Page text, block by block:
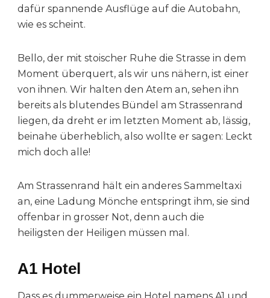
dafür spannende Ausflüge auf die Autobahn,
wie es scheint.
Bello, der mit stoischer Ruhe die Strasse in dem
Moment überquert, als wir uns nähern, ist einer
von ihnen. Wir halten den Atem an, sehen ihn
bereits als blutendes Bündel am Strassenrand
liegen, da dreht er im letzten Moment ab, lässig,
beinahe überheblich, also wollte er sagen: Leckt
mich doch alle!
Am Strassenrand hält ein anderes Sammeltaxi
an, eine Ladung Mönche entspringt ihm, sie sind
offenbar in grosser Not, denn auch die
heiligsten der Heiligen müssen mal.
A1 Hotel